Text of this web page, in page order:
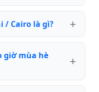
/ Cairo là gì?
giờ mùa hè